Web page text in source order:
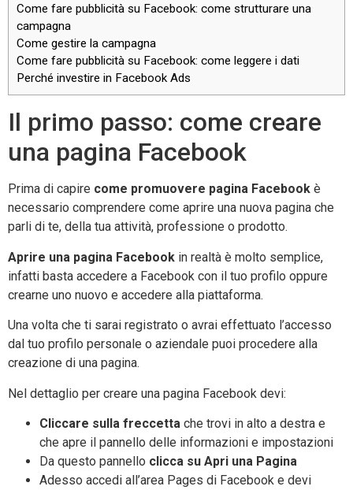
Come fare pubblicità su Facebook: come strutturare una
campagna
Come gestire la campagna
Come fare pubblicità su Facebook: come leggere i dati
Perché investire in Facebook Ads
Il primo passo: come creare
una pagina Facebook
Prima di capire come promuovere pagina Facebook è
necessario comprendere come aprire una nuova pagina che
parli di te, della tua attività, professione o prodotto.
Aprire una pagina Facebook in realtà è molto semplice,
infatti basta accedere a Facebook con il tuo profilo oppure
crearne uno nuovo e accedere alla piattaforma.
Una volta che ti sarai registrato o avrai effettuato l’accesso
dal tuo profilo personale o aziendale puoi procedere alla
creazione di una pagina.
Nel dettaglio per creare una pagina Facebook devi:
Cliccare sulla freccetta che trovi in alto a destra e
che apre il pannello delle informazioni e impostazioni
Da questo pannello clicca su Apri una Pagina
Adesso accedi all’area Pages di Facebook e devi